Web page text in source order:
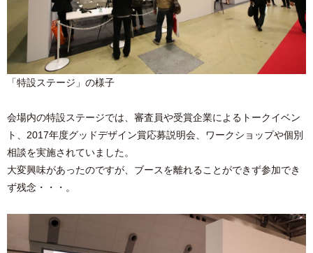
「特設ステージ」の様子
会場内の特設ステージでは、審査員や受賞企業によるトークイベン
ト、2017年度グッドデザイン賞応募説明会、ワークショップや個別
相談を実施されていました。
大変興味があったのですが、ブースを離れることができず参加でき
ず残念・・・。